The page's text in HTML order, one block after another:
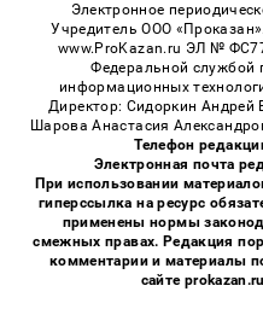
Электронное
Учредитель ООО
www.ProKazan.ru ЭЛ №
Федеральной службой
информационных
Директор: Сидоркин Андрей
Шарова Анастасия
Телефон
Электронная почта
При использовании
гиперссылка на ресурс
применены нормы
смежных правах. Редакция
комментарии и материалы
сайте